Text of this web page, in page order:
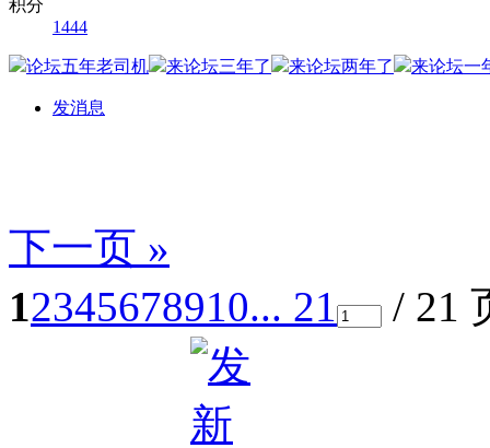
积分
1444
发消息
下一页 »
12345678910... 21 / 21